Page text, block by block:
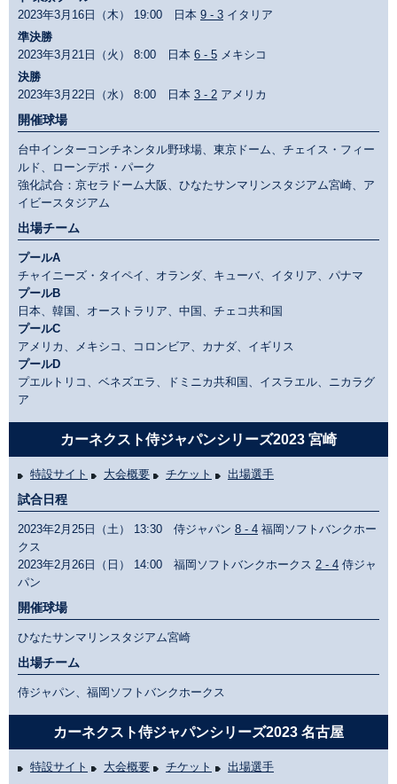
2023年3月16日（木） 19:00 日本 9 - 3 イタリア
準決勝
2023年3月21日（火） 8:00 日本 6 - 5 メキシコ
決勝
2023年3月22日（水） 8:00 日本 3 - 2 アメリカ
開催球場
台中インターコンチネンタル野球場、東京ドーム、チェイス・フィー
ルド、ローンデポ・パーク
強化試合：京セラドーム大阪、ひなたサンマリンスタジアム宮崎、ア
イビースタジアム
出場チーム
プールA
チャイニーズ・タイペイ、オランダ、キューバ、イタリア、パナマ
プールB
日本、韓国、オーストラリア、中国、チェコ共和国
プールC
アメリカ、メキシコ、コロンビア、カナダ、イギリス
プールD
プエルトリコ、ベネズエラ、ドミニカ共和国、イスラエル、ニカラグ
ア
カーネクスト侍ジャパンシリーズ2023 宮崎
特設サイト 大会概要 チケット 出場選手
試合日程
2023年2月25日（土） 13:30 侍ジャパン 8 - 4 福岡ソフトバンクホー
クス
2023年2月26日（日） 14:00 福岡ソフトバンクホークス 2 - 4 侍ジャ
パン
開催球場
ひなたサンマリンスタジアム宮崎
出場チーム
侍ジャパン、福岡ソフトバンクホークス
カーネクスト侍ジャパンシリーズ2023 名古屋
特設サイト 大会概要 チケット 出場選手